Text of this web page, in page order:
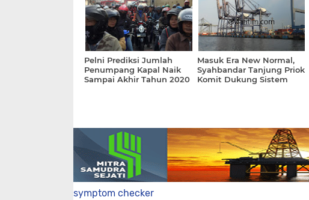
Pelni Prediksi Jumlah
Penumpang Kapal Naik
Sampai Akhir Tahun 2020
Masuk Era New Normal,
Syahbandar Tanjung Priok
Komit Dukung Sistem
symptom checker